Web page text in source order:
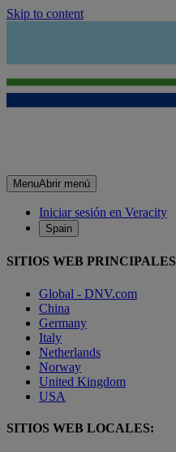
Skip to content
MenuAbrir menú
Iniciar sesión en Veracity
Spain
SITIOS WEB PRINCIPALES
Global - DNV.com
China
Germany
Italy
Netherlands
Norway
United Kingdom
USA
SITIOS WEB LOCALES: